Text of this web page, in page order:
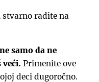
stvarno radite na
samo da ne
veći. Primenite ove
deci dugoročno.